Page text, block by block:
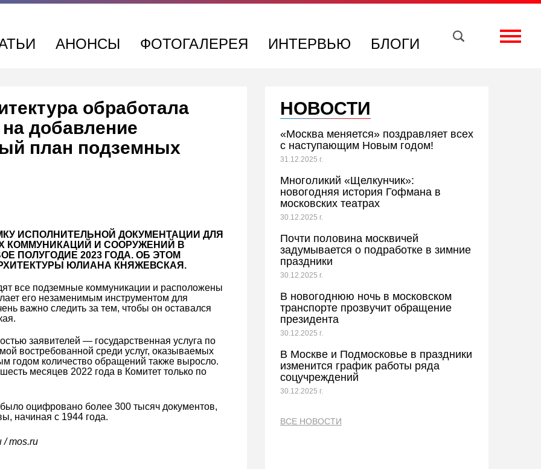
АНОНСЫ ФОТОГАЛЕРЕЯ ИНТЕРВЬЮ БЛОГИ
обработала
добавление
план подземных
ИСПОЛНИТЕЛЬНОЙ ДОКУМЕНТАЦИИ ДЛЯ
КОММУНИКАЦИЙ И СООРУЖЕНИЙ В
ПОЛУГОДИЕ 2023 ГОДА. ОБ ЭТОМ
ЮЛИАНА КНЯЖЕВСКАЯ.
все подземные коммуникации и расположены
его незаменимым инструментом для
важно следить за тем, чтобы он оставался
заявителей — государственная услуга по
востребованной среди услуг, оказываемых
годом количество обращений также выросло.
месяцев 2022 года в Комитет только по
оцифровано более 300 тысяч документов,
начиная с 1944 года.
mos.ru
НОВОСТИ
«Москва меняется» поздравляет всех
с наступающим Новым годом!
31.12.2025 г.
Многоликий «Щелкунчик»:
новогодняя история Гофмана в
московских театрах
30.12.2025 г.
Почти половина москвичей
задумывается о подработке в зимние
праздники
30.12.2025 г.
В новогоднюю ночь в московском
транспорте прозвучит обращение
президента
30.12.2025 г.
В Москве и Подмосковье в праздники
изменится график работы ряда
соцучреждений
30.12.2025 г.
ВСЕ НОВОСТИ